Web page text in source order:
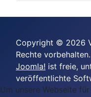
Copyright © 2026
Rechte vorbehalten.
Joomla! ist freie,
veröffentlichte
Um unsere Webseite